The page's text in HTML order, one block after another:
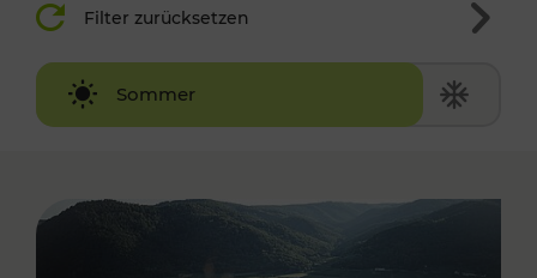
Filter zurücksetzen
Sommer
Winter